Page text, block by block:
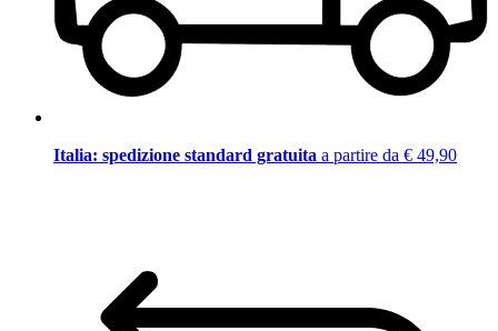
Italia: spedizione standard gratuita a partire da € 49,90